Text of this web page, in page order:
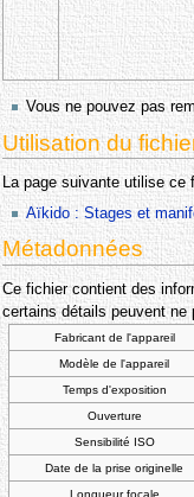
Vous ne pouvez pas
Utilisation du
La page suivante utilise ce
Aïkido : Stages et
Métadonnées
Ce fichier contient des
certains détails peuvent ne
Fabricant de l'appareil
Modèle de l'appareil
Temps d'exposition
Ouverture
Sensibilité ISO
Date de la prise originelle
Longueur focale